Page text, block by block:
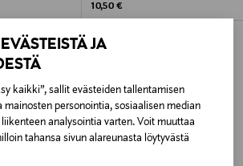
JA
kaikki”, sallit evästeiden tallentamisen
mainosten personointia, sosiaalisen median
analysointia varten. Voit muuttaa
tahansa sivun alareunasta löytyvästä
Original Price
10,50 €